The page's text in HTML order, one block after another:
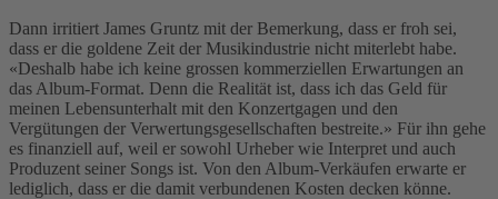
Dann irritiert James Gruntz mit der Bemerkung, dass er froh sei,
dass er die goldene Zeit der Musikindustrie nicht miterlebt habe.
«Deshalb habe ich keine grossen kommerziellen Erwartungen an
das Album-Format. Denn die Realität ist, dass ich das Geld für
meinen Lebensunterhalt mit den Konzertgagen und den
Vergütungen der Verwertungsgesellschaften bestreite.» Für ihn gehe
es finanziell auf, weil er sowohl Urheber wie Interpret und auch
Produzent seiner Songs ist. Von den Album-Verkäufen erwarte er
lediglich, dass er die damit verbundenen Kosten decken könne.